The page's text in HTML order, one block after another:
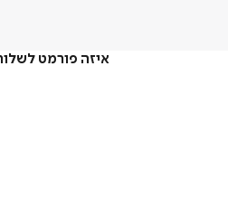
איזה פורמט